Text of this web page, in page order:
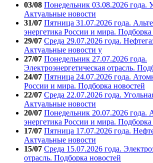
03/08 Понедельник 03.08.2026 года.
Актуальные новости
31/07 Пятница 31.07.2026 года.
энергетика России и мира. Подборка
29/07 Среда 29.07.2026 года.
Актуальные новости у
27/07 Понедельник 27.07.2026 года.
Электроэнергетическая отрасль.
24/07 Пятница 24.07.2026 года.
России и мира. Подборка новостей
22/07 Среда 22.07.2026 года.
Актуальные новости
20/07 Понедельник 20.07.2026 года.
энергетика России и мира. Подборка
17/07 Пятница 17.07.2026 года.
Актуальные новости
15/07 Среда 15.07.2026 года.
отрасль. Подборка новостей